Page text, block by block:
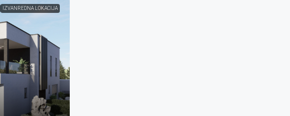
IZVANREDNA LOKACIJA